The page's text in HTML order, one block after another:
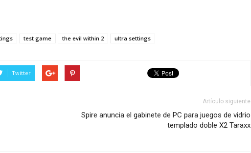
test game the evil within 2 ultra settings
Twitter
Artículo siguiente
Spire anuncia el gabinete de PC para juegos de vidrio
templado doble X2 Taraxx